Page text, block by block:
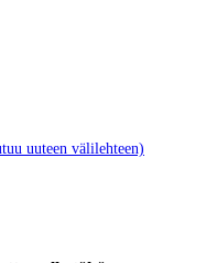
uuteen välilehteen)